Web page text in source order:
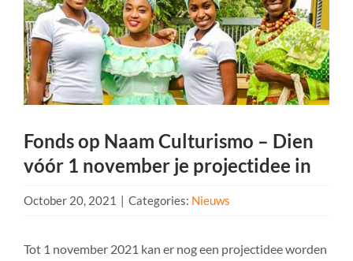
Fonds op Naam Culturismo – Dien
vóór 1 november je projectidee in
October 20, 2021 | Categories: Nieuws
Tot 1 november 2021 kan er nog een projectidee worden